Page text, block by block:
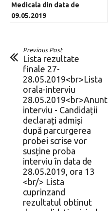
Medicala din data de
09.05.2019
Previous Post
Lista rezultate
finale 27-
28.05.2019<br>Lista
orala-interviu
28.05.2019<br>Anunt
interviu - Candidații
declarați admiși
după parcurgerea
probei scrise vor
susține proba
interviu în data de
28.05.2019, ora 13
<br/> Lista
cuprinzand
rezultatul obtinut